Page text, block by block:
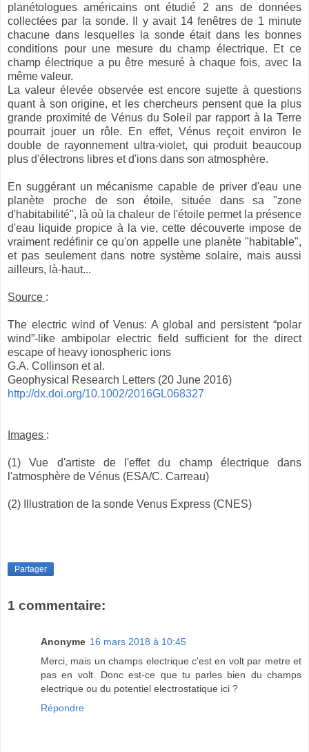
planétologues américains ont étudié 2 ans de données
collectées par la sonde. Il y avait 14 fenêtres de 1 minute
chacune dans lesquelles la sonde était dans les bonnes
conditions pour une mesure du champ électrique. Et ce
champ électrique a pu être mesuré à chaque fois, avec la
même valeur.
La valeur élevée observée est encore sujette à questions
quant à son origine, et les chercheurs pensent que la plus
grande proximité de Vénus du Soleil par rapport à la Terre
pourrait jouer un rôle. En effet, Vénus reçoit environ le
double de rayonnement ultra-violet, qui produit beaucoup
plus d'électrons libres et d'ions dans son atmosphère.
En suggérant un mécanisme capable de priver d'eau une
planète proche de son étoile, située dans sa "zone
d'habitabilité", là où la chaleur de l'étoile permet la présence
d'eau liquide propice à la vie, cette découverte impose de
vraiment redéfinir ce qu'on appelle une planète "habitable",
et pas seulement dans notre système solaire, mais aussi
ailleurs, là-haut...
Source :
The electric wind of Venus: A global and persistent “polar
wind”-like ambipolar electric field sufficient for the direct
escape of heavy ionospheric ions
G.A. Collinson et al.
Geophysical Research Letters (20 June 2016)
http://dx.doi.org/10.1002/2016GL068327
Images :
(1) Vue d'artiste de l'effet du champ électrique dans
l'atmosphère de Vénus (ESA/C. Carreau)
(2) Illustration de la sonde Venus Express (CNES)
Partager
1 commentaire:
Anonyme 16 mars 2018 à 10:45
Merci, mais un champs electrique c'est en volt par metre et
pas en volt. Donc est-ce que tu parles bien du champs
electrique ou du potentiel electrostatique ici ?
Répondre